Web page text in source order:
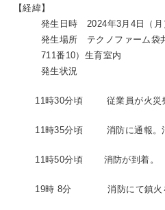
【経緯】
発生日時 2024年3月4日（
発生場所 テクノファーム袋
711番10）生育室内
発生状況
11時30分頃 従業員が火災発
11時35分頃 消防に通報。消
11時50分頃 消防が到着。
19時 8分 消防にて鎮火を